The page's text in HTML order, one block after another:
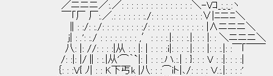
／ニニニ／:.／: : : : : : : : : : : : : : :＼-Vｺ_:_:_:ヽ
￣「厂 厂:.／.: : : : : : :./: : : : : : : : : : :∨|ﾆニﾆ＼
∥: :/: :./: : : : : : : : :/: : : : : : : : : : : : |∧ニニニ＼
j| : .': :./ : : : : : : : : ,′: : : :.|: : : :.|: : : |: : ＼ニニニ＼
八: |: //: : : :|从 : : |: | : : : :i|: : : :.|: : : |: : :.|: :￣｢￣￣
/: :|: |/∥: :.|从'⌒｀`|: | : : :.ハ.:.| : }: : : V : :|: : : :|
｛: : :V{ ﾉ| : : K下丐k |八: : :⌒iト|､/: : : : Ｖ.:.|: : : :' う